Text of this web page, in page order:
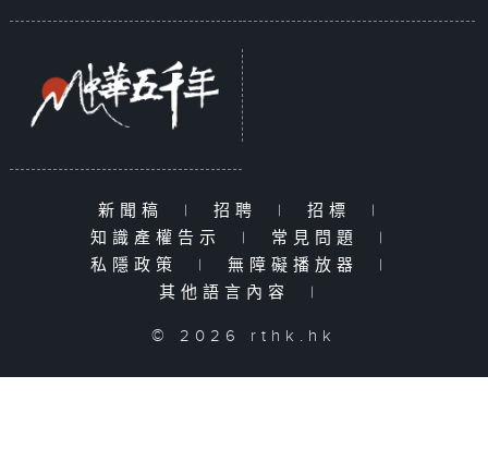
新聞稿 | 招聘 | 招標
|
知識產權告示
| 常見問題
|
私隱政策
| 無障礙播放器
|
其他語言內容
|
© 2026 rthk.hk